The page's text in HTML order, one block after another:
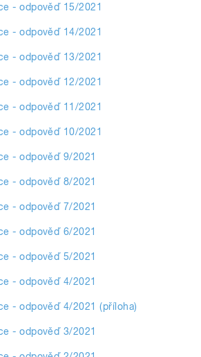
- odpověď 15/2021
- odpověď 14/2021
- odpověď 13/2021
- odpověď 12/2021
- odpověď 11/2021
- odpověď 10/2021
- odpověď 9/2021
- odpověď 8/2021
- odpověď 7/2021
- odpověď 6/2021
- odpověď 5/2021
- odpověď 4/2021
- odpověď 4/2021 (příloha)
- odpověď 3/2021